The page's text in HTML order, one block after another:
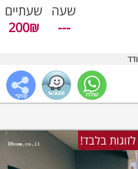
שעה
---
שעתיים
200₪
בלבד!